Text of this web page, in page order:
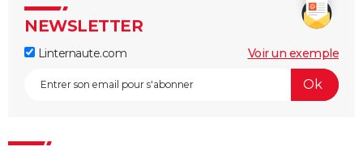
NEWSLETTER
Linternaute.com Voir un exemple